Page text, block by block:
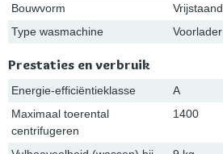
Bouwvorm
Vrijstaand
Type wasmachine
Voorlader
Prestaties en verbruik
Energie-efficiëntieklasse
A
Maximaal toerental
centrifugeren
1400